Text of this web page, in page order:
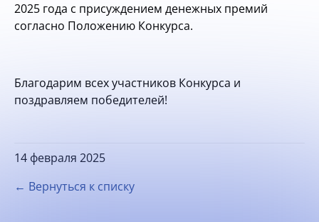
2025 года с присуждением денежных премий
согласно Положению Конкурса.
Благодарим всех участников Конкурса и
поздравляем победителей!
14 февраля 2025
← Вернуться к списку